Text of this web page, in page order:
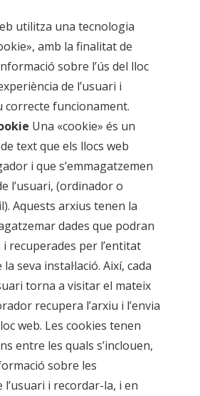
utilitza una tecnologia
amb la finalitat de
sobre l’ús del lloc
de l’usuari i
correcte funcionament.
Una «cookie» és un
text que els llocs web
i que s’emmagatzemen
l’usuari, (ordinador o
Aquests arxius tenen la
dades que podran
recuperades per l’entitat
seva instal·lació. Així, cada
torna a visitar el mateix
recupera l’arxiu i l’envia
web. Les cookies tenen
entre les quals s’inclouen,
sobre les
l’usuari i recordar-la, i en